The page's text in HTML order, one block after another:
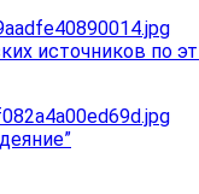
источников по